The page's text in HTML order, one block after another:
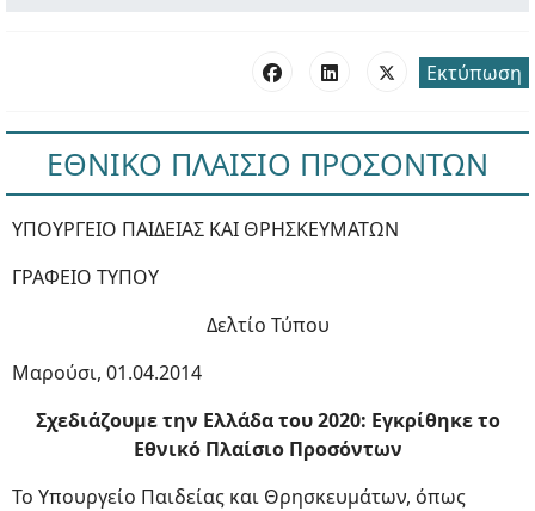
Εκτύπωση
ΕΘΝΙΚΟ ΠΛΑΙΣΙΟ ΠΡΟΣΟΝΤΩΝ
ΥΠΟΥΡΓΕΙΟ ΠΑΙΔΕΙΑΣ ΚΑΙ ΘΡΗΣΚΕΥΜΑΤΩΝ
ΓΡΑΦΕΙΟ ΤΥΠΟΥ
Δελτίο Τύπου
Μαρούσι, 01.04.2014
Σχεδιάζουμε την Ελλάδα του 2020: Εγκρίθηκε το
Εθνικό Πλαίσιο Προσόντων
Το Υπουργείο Παιδείας και Θρησκευμάτων, όπως